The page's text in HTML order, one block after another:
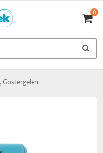
0
Göstergeleri